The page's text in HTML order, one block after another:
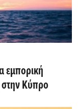
εμπορική
στην Κύπρο